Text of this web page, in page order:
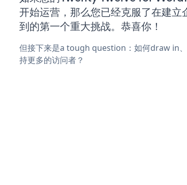
开始运营，那么您已经克服了在建立
到的第一个重大挑战。恭喜你！
但接下来是a tough question：如何draw in
持更多的访问者？